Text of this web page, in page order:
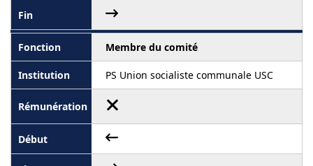
Membre du comité
PS Union socialiste communale USC